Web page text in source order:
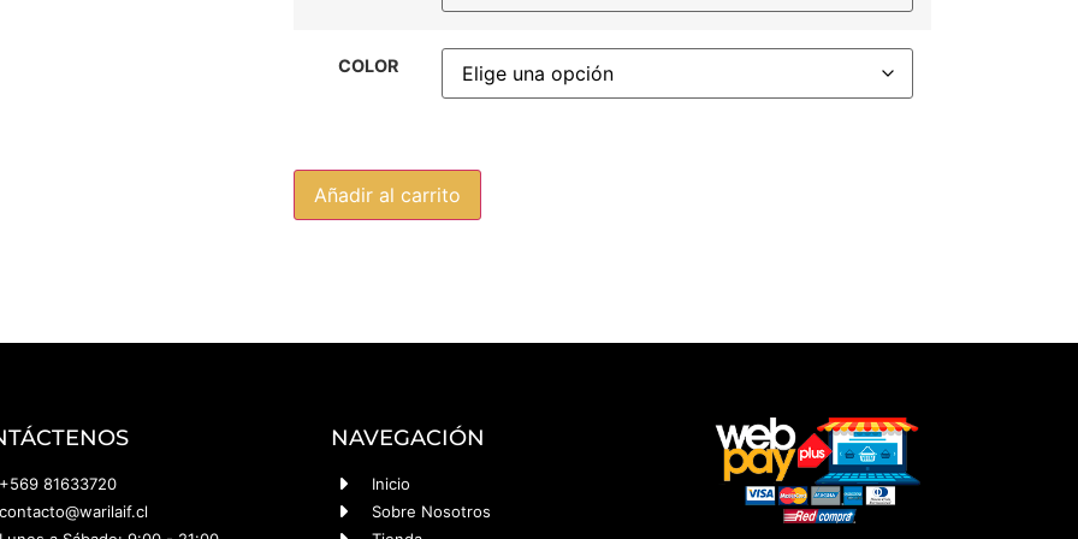
COLOR
Añadir al carrito
81633720
NAVEGACIÓN
Inicio
Sobre Nosotros